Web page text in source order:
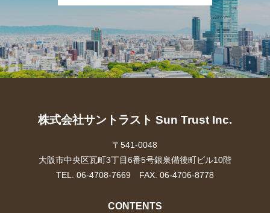
株式会社サントラスト Sun Trust Inc.
〒541-0048
大阪市中央区瓦町3丁目6番5号銀泉備後町ビル10階
TEL. 06-4708-7669 FAX. 06-4706-8778
CONTENTS